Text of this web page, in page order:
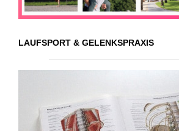
LAUFSPORT & GELENKSPRAXIS